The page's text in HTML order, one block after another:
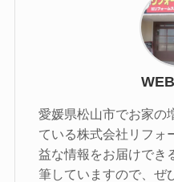
愛媛県松山市でお家の
ている株式会社リフォ
益な情報をお届けでき
筆していますので、ぜ